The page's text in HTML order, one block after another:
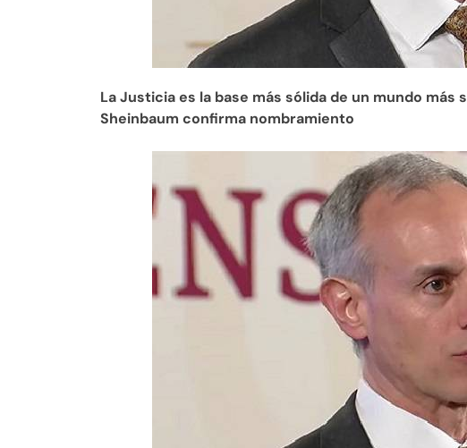
La Justicia es la base más sólida de un mundo más
Sheinbaum confirma nombramiento